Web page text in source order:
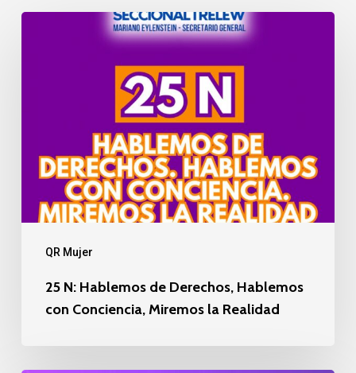
QR Mujer
Hablemos
con
Conciencia,
Miremos
25 N: Hablemos de Derechos, Hablemos
con Conciencia, Miremos la Realidad